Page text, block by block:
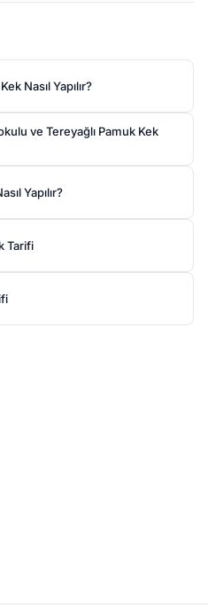
Nasıl Yapılır?
ve Tereyağlı Pamuk Kek
Yapılır?
Tarifi